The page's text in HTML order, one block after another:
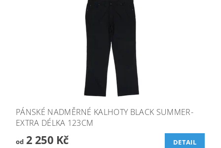
PÁNSKÉ NADMĚRNÉ KALHOTY BLACK SUMMER-
EXTRA DÉLKA 123CM
od2 250 Kč DETAIL